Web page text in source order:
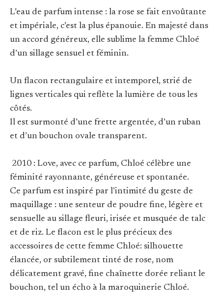
L’eau de parfum intense : la rose se fait envoûtante
et impériale, c’est la plus épanouie. En majesté dans
un accord généreux, elle sublime la femme Chloé
d’un sillage sensuel et féminin.
Un flacon rectangulaire et intemporel, strié de
lignes verticales qui reflète la lumière de tous les
côtés.
Il est surmonté d’une frette argentée, d’un ruban
et d’un bouchon ovale transparent.
2010 : Love, avec ce parfum, Chloé célèbre une
féminité rayonnante, généreuse et spontanée.
Ce parfum est inspiré par l’intimité du geste de
maquillage : une senteur de poudre fine, légère et
sensuelle au sillage fleuri, irisée et musquée de talc
et de riz. Le flacon est le plus précieux des
accessoires de cette femme Chloé: silhouette
élancée, or subtilement tinté de rose, nom
délicatement gravé, fine chaînette dorée reliant le
bouchon, tel un écho à la maroquinerie Chloé.